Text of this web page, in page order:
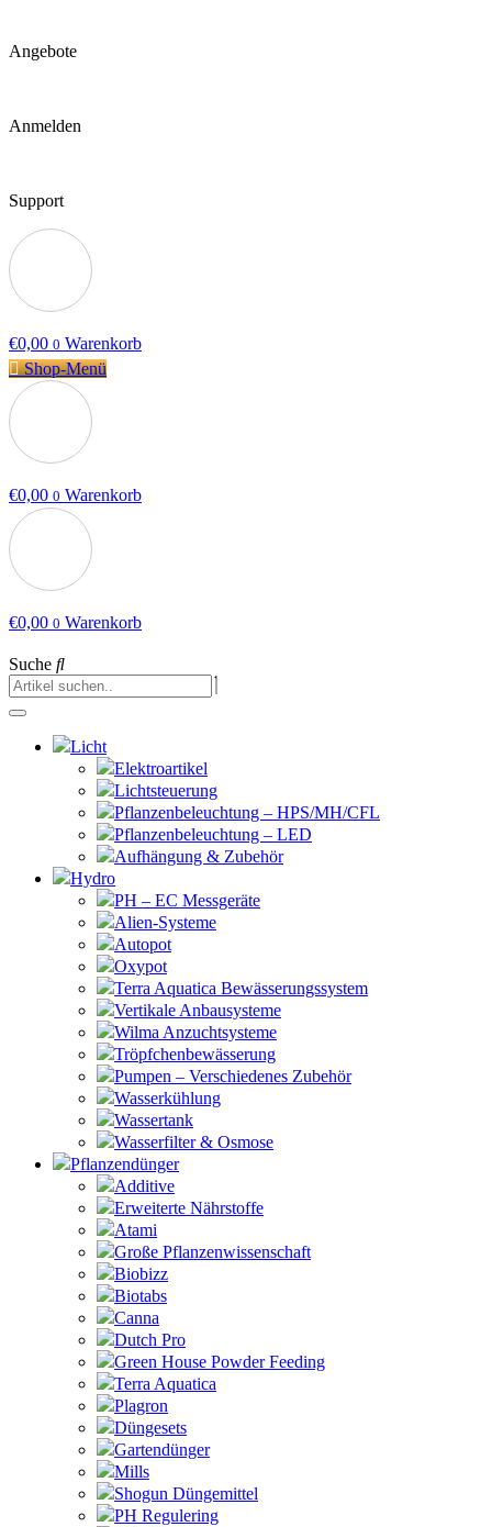
Angebote
Anmelden
Support
€0,00 0 Warenkorb
Shop-Menü
€0,00 0 Warenkorb
€0,00 0 Warenkorb
Suche
Licht
Elektroartikel
Lichtsteuerung
Pflanzenbeleuchtung – HPS/MH/CFL
Pflanzenbeleuchtung – LED
Aufhängung & Zubehör
Hydro
PH – EC Messgeräte
Alien-Systeme
Autopot
Oxypot
Terra Aquatica Bewässerungssystem
Vertikale Anbausysteme
Wilma Anzuchtsysteme
Tröpfchenbewässerung
Pumpen – Verschiedenes Zubehör
Wasserkühlung
Wassertank
Wasserfilter & Osmose
Pflanzendünger
Additive
Erweiterte Nährstoffe
Atami
Große Pflanzenwissenschaft
Biobizz
Biotabs
Canna
Dutch Pro
Green House Powder Feeding
Terra Aquatica
Plagron
Düngesets
Gartendünger
Mills
Shogun Düngemittel
PH Regulering